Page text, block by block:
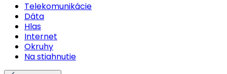
Telekomunikácie
Dáta
Hlas
Internet
Okruhy
Na stiahnutie